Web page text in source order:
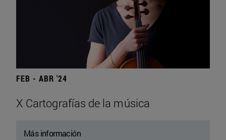
FEB - ABR '24
X Cartografías de la música
Más información